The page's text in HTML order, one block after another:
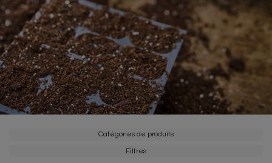
Catégories de produits
Filtres